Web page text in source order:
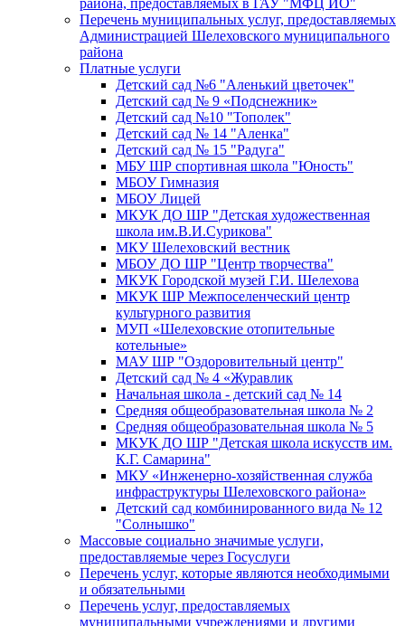
Перечень муниципальных услуг, предоставляемых
Администрацией Шелеховского муниципального
района
Платные услуги
Детский сад №6 "Аленький цветочек"
Детский сад № 9 «Подснежник»
Детский сад №10 "Тополек"
Детский сад № 14 "Аленка"
Детский сад № 15 "Радуга"
МБУ ШР спортивная школа "Юность"
МБОУ Гимназия
МБОУ Лицей
МКУК ДО ШР "Детская художественная
школа им.В.И.Сурикова"
МКУ Шелеховский вестник
МБОУ ДО ШР "Центр творчества"
МКУК Городской музей Г.И. Шелехова
МКУК ШР Межпоселенческий центр
культурного развития
МУП «Шелеховские отопительные
котельные»
МАУ ШР "Оздоровительный центр"
Детский сад № 4 «Журавлик
Начальная школа - детский сад № 14
Средняя общеобразовательная школа № 2
Средняя общеобразовательная школа № 5
МКУК ДО ШР "Детская школа искусств им.
К.Г. Самарина"
МКУ «Инженерно-хозяйственная служба
инфраструктуры Шелеховского района»
Детский сад комбинированного вида № 12
"Солнышко"
Массовые социально значимые услуги,
предоставляемые через Госуслуги
Перечень услуг, которые являются необходимыми
и обязательными
Перечень услуг, предоставляемых
муниципальными учреждениями и другими